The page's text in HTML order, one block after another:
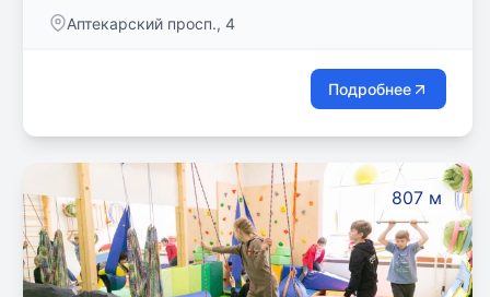
зависимости от возраста.
Аптекарский просп., 4
Подробнее
807 м